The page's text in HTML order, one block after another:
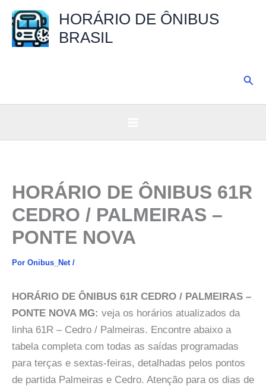
para
HORÁRIO DE ÔNIBUS
BRASIL
HORÁRIO DE ÔNIBUS 61R
CEDRO / PALMEIRAS –
PONTE NOVA
Por Onibus_Net /
HORÁRIO DE ÔNIBUS 61R CEDRO / PALMEIRAS –
PONTE NOVA MG: veja os horários atualizados da
linha 61R – Cedro / Palmeiras. Encontre abaixo a
tabela completa com todas as saídas programadas
para terças e sextas-feiras, detalhadas pelos pontos
de partida Palmeiras e Cedro. Atenção para os dias de